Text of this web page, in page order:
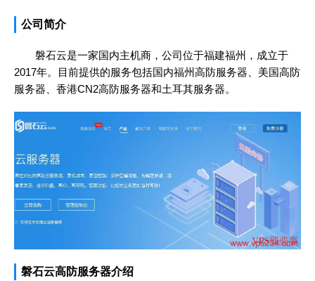
公司简介
磐石云是一家国内主机商，公司位于福建福州，成立于
2017年。目前提供的服务包括国内福州高防服务器、美国高防
服务器、香港CN2高防服务器和土耳其服务器。
磐石云高防服务器介绍